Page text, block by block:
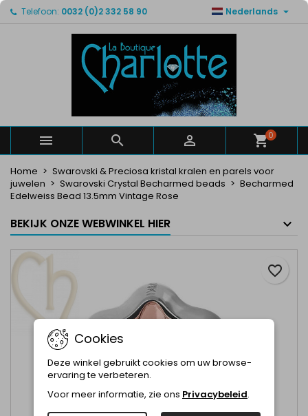
Telefoon: 0032 (0)2 332 58 90 Nederlands 
   0
Home
Swarovski & Preciosa kristal kralen en parels voor
juwelen
Swarovski Crystal Becharmed beads
Becharmed
Edelweiss Bead 13.5mm Vintage Rose
BEKIJK ONZE WEBWINKEL HIER
favorite_border
Mijn verlanglijsten ×
Maak een lijst
Maak een verlanglijst ×
Verlanglijst naam
Annuleren Maak een verlanglijst
Inloggen ×
U moet ingelogd zijn om producten in uw verlanglijst
Annuleren Inloggen
Cookies
Deze winkel gebruikt cookies om uw browse-
ervaring te verbeteren.
Voor meer informatie, zie ons Privacybeleid.